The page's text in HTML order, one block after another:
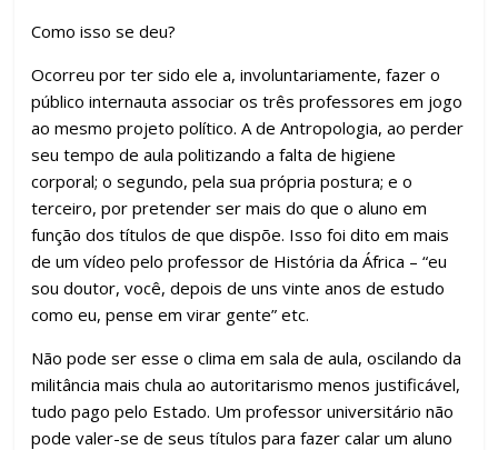
Como isso se deu?
Ocorreu por ter sido ele a, involuntariamente, fazer o
público internauta associar os três professores em jogo
ao mesmo projeto político. A de Antropologia, ao perder
seu tempo de aula politizando a falta de higiene
corporal; o segundo, pela sua própria postura; e o
terceiro, por pretender ser mais do que o aluno em
função dos títulos de que dispõe. Isso foi dito em mais
de um vídeo pelo professor de História da África – “eu
sou doutor, você, depois de uns vinte anos de estudo
como eu, pense em virar gente” etc.
Não pode ser esse o clima em sala de aula, oscilando da
militância mais chula ao autoritarismo menos justificável,
tudo pago pelo Estado. Um professor universitário não
pode valer-se de seus títulos para fazer calar um aluno